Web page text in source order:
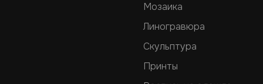
Мозаика
Линогравюра
Скульптура
Принты